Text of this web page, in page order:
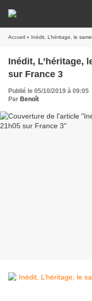
Accueil » Inédit, L’héritage, le
Inédit, L’héritage,
sur France 3
Publié le 05/10/2019 à 09:05
Par Benoît